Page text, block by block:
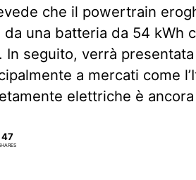
che il powertrain
una batteria da 54 kWh
In seguito, verrà
a mercati come
elettriche è
47